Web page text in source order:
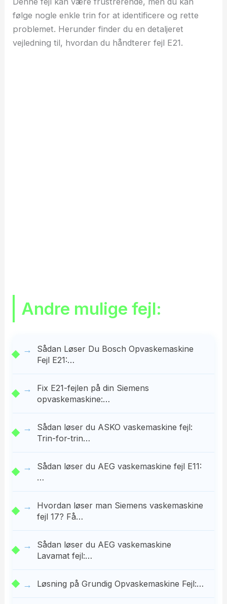
følge nogle enkle trin for at identificere og rette
problemet. Herunder finder du en detaljeret
vejledning til, hvordan du håndterer fejl E21.
Andre mulige fejl:
Sådan Løser Du Bosch Opvaskemaskine
Fejl E21:…
Fix E21-fejlen på din Siemens
opvaskemaskine:…
Sådan løser du ASKO vaskemaskine fejl:
Trin-for-trin…
Sådan løser du AEG vaskemaskine fejl E11:
…
Hvordan løser man Siemens vaskemaskine
fejl 17? Få…
Sådan løser du AEG vaskemaskine
Lavamat fejl:…
Løsning på Grundig Opvaskemaskine Fejl:…